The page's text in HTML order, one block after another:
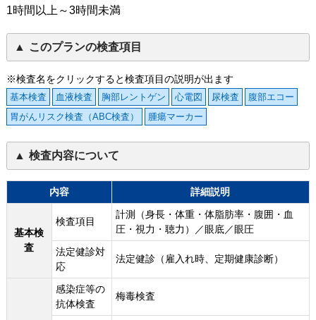
1時間以上～3時間未満
このプランの検査項目
※検査名をクリックすると検査項目の説明が出ます
基本検査 血液検査 胸部レントゲン 心電図 尿検査
腹部エコー
胃がんリスク検査（ABC検査）
腫瘍マーカー
検査内容について
内容 詳細説明
基本検
査
検査項目
計測（身長・体重・体脂肪率・腹囲・血
圧・視力・聴力）／眼底／眼圧
法定健診対
応
法定健診（雇入れ時、定期健康診断）
感染症等の
抗体検査
梅毒検査